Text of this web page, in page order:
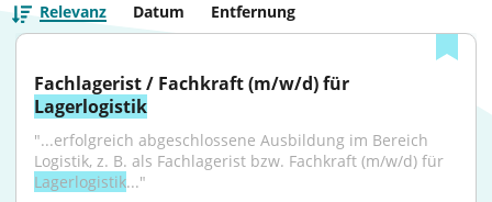
Relevanz Datum Entfernung
Lagerlogistik
"...erfolgreich abgeschlossene Ausbildung im Bereich
Lagerlogistik..."